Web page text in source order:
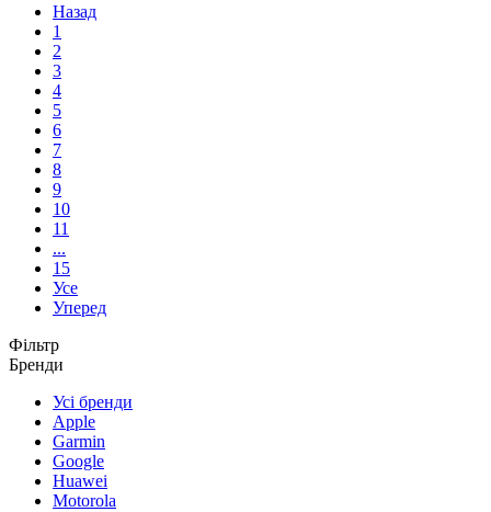
Назад
1
2
3
4
5
6
7
8
9
10
11
...
15
Усе
Уперед
Фільтр
Бренди
Усі бренди
Apple
Garmin
Google
Huawei
Motorola